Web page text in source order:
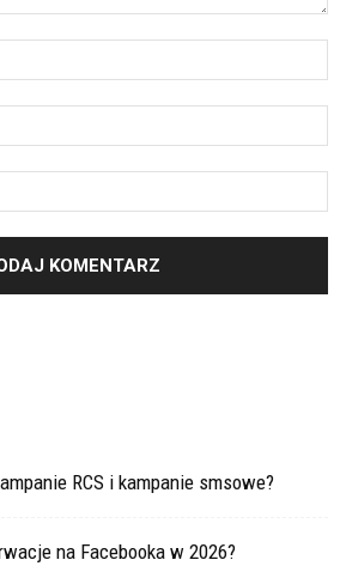
RCS i kampanie smsowe?
na Facebooka w 2026?